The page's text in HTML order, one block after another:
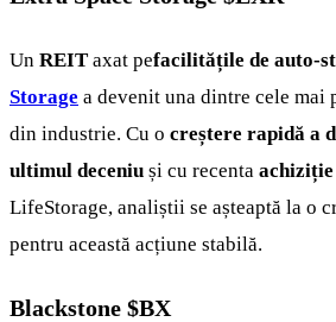
Un REIT axat pefacilitățile de auto-
Storage a devenit una dintre cele mai
din industrie. Cu o creștere rapidă a
ultimul deceniu și cu recenta
LifeStorage, analiștii se așteaptă la o
pentru această acțiune stabilă.
Blackstone $BX